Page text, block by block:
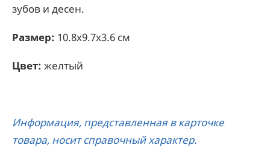
зубов и десен.
Размер: 10.8x9.7x3.6 см
Цвет: желтый
Информация, представленная в карточке
товара, носит справочный характер.